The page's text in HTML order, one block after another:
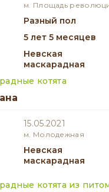
м. Площадь
разный пол
5 лет 5 месяцев
Невская
маскарадная
котята
15.05.2021
м. Молодежная
Невская
маскарадная
котята из